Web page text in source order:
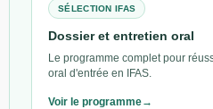
SÉLECTION IFAS
Dossier et entretien oral
Le programme complet pour
oral d'entrée en IFAS.
Voir le programme